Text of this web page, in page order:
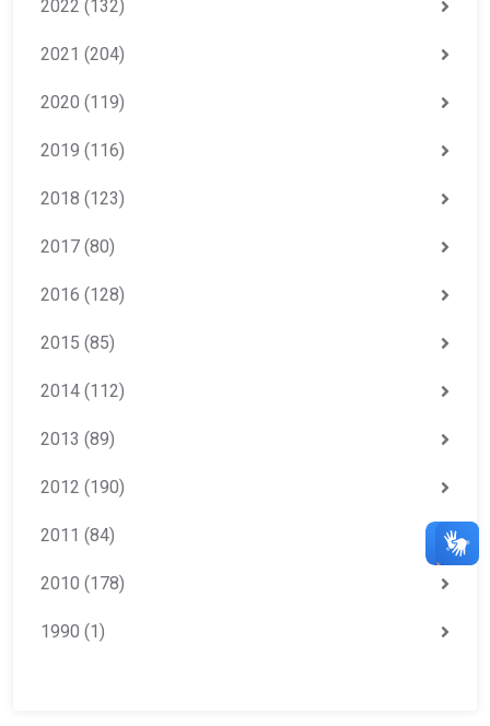
2022 (132)
2021 (204)
2020 (119)
2019 (116)
2018 (123)
2017 (80)
2016 (128)
2015 (85)
2014 (112)
2013 (89)
2012 (190)
2011 (84)
2010 (178)
1990 (1)